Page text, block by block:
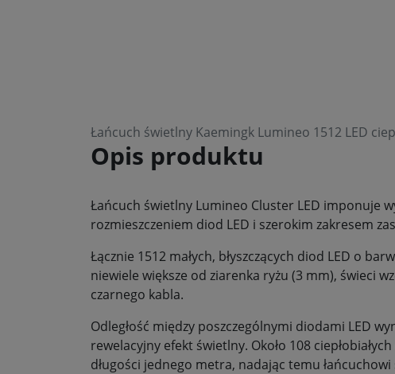
Łańcuch świetlny Kaemingk Lumineo 1512 LED
Opis produktu
Łańcuch świetlny Lumineo Cluster LED imponuje
rozmieszczeniem diod LED i szerokim zakresem
Łącznie 1512 małych, błyszczących diod LED o
niewiele większe od ziarenka ryżu (3 mm), świeci
czarnego kabla.
Odległość między poszczególnymi diodami LED
rewelacyjny efekt świetlny. Około 108
długości jednego metra, nadając temu